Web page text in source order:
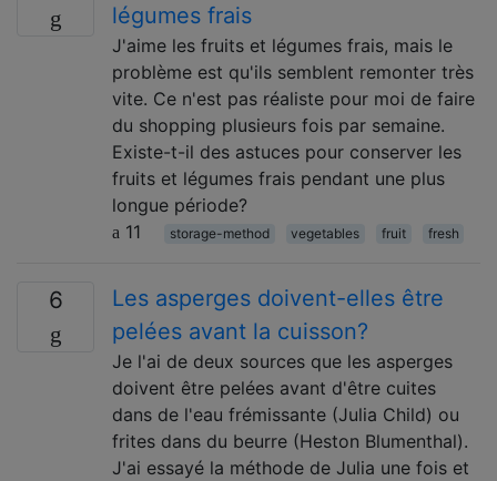
légumes frais
J'aime les fruits et légumes frais, mais le
problème est qu'ils semblent remonter très
vite. Ce n'est pas réaliste pour moi de faire
du shopping plusieurs fois par semaine.
Existe-t-il des astuces pour conserver les
fruits et légumes frais pendant une plus
longue période?
11
storage-method vegetables fruit fresh
6
Les asperges doivent-elles être
pelées avant la cuisson?
Je l'ai de deux sources que les asperges
doivent être pelées avant d'être cuites
dans de l'eau frémissante (Julia Child) ou
frites dans du beurre (Heston Blumenthal).
J'ai essayé la méthode de Julia une fois et